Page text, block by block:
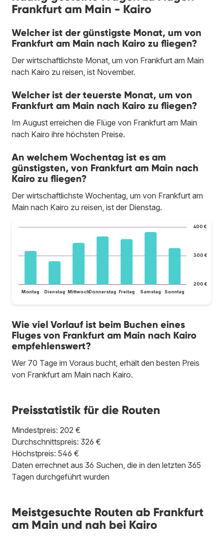
Frankfurt am Main - Kairo
Welcher ist der günstigste Monat, um von
Frankfurt am Main nach Kairo zu fliegen?
Der wirtschaftlichste Monat, um von Frankfurt am Main
nach Kairo zu reisen, ist November.
Welcher ist der teuerste Monat, um von
Frankfurt am Main nach Kairo zu fliegen?
Im August erreichen die Flüge von Frankfurt am Main
nach Kairo ihre höchsten Preise.
An welchem Wochentag ist es am
günstigsten, von Frankfurt am Main nach
Kairo zu fliegen?
Der wirtschaftlichste Wochentag, um von Frankfurt am
Main nach Kairo zu reisen, ist der Dienstag.
200 €
300 €
400 €
Montag Dienstag MittwochDonnerstag Freitag Samstag Sonntag
Wie viel Vorlauf ist beim Buchen eines
Fluges von Frankfurt am Main nach Kairo
empfehlenswert?
Wer 70 Tage im Voraus bucht, erhält den besten Preis
von Frankfurt am Main nach Kairo.
Preisstatistik für die Routen
Mindestpreis: 202 €
Durchschnittspreis: 326 €
Höchstpreis: 546 €
Daten errechnet aus 36 Suchen, die in den letzten 365
Tagen durchgeführt wurden
Meistgesuchte Routen ab Frankfurt
am Main und nah bei Kairo